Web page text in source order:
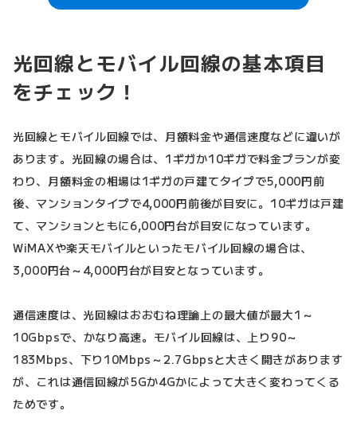
光回線とモバイル回線の基本項目
をチェック！
光回線とモバイル回線では、月額料金や通信速度などに違いが
あります。光回線の場合は、1ギガか10ギガで料金プランが変
わり、月額料金の相場は1ギガの戸建てタイプで5,000円前
後、マンションタイプで4,000円前後が目安に。10ギガは戸建
て、マンションともに6,000円台が目安になっています。
WiMAXや楽天モバイルといったモバイル回線の場合は、
3,000円台～4,000円台が目安となっています。
通信速度は、光回線はおおむね理論上の最大値が最大1～
10Gbpsで、かなり高速。モバイル回線は、上り90～
183Mbps、下り10Mbps～2.7Gbpsと大きく開きがあります
が、これは通信回線が5Gか4Gかによって大きく変わってくる
ためです。